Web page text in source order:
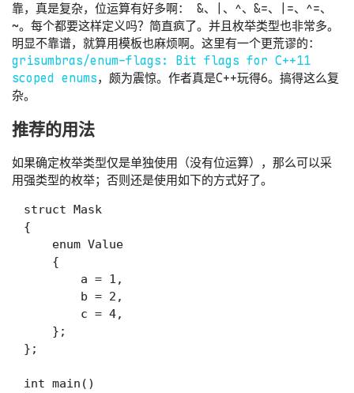
靠，真是复杂，位运算有好多啊： &、 、 ^、 &=、 |=、 ^=、
~。每个都要这样定义吗？简直疯了。并且枚举类型也非常多。
明显不靠谱，就算用模板也麻烦啊。这里有一个更荒谬的：
grisumbras/enum-flags: Bit flags for C++11
scoped enums，颇为震惊。作者真是C++玩得6。搞得这么复
杂。
推荐的用法
如果确定枚举类型仅是单独使用（没有位运算），那么可以采
用强类型的枚举；否则还是使用如下的方式好了。
struct Mask
{
    enum Value
    {
        a = 1,
        b = 2,
        c = 4,
    };
};
int main()